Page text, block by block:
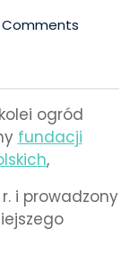
ogród
fundacji
,
i prowadzony